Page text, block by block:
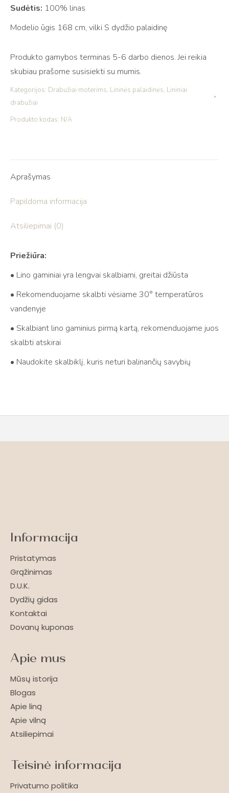
black
Sudėtis: 100% linas
Modelio ūgis 168 cm, vilki S dydžio palaidinę
Produkto gamybos terminas 5-6 darbo dienos. Jei reikia
skubiau prašome susisiekti su mumis.
Kategorijos: Drabužiai moterims, Lininės palaidinės, Lininiai
drabužiai
Produkto kodas: N/A
Aprašymas
Papildoma informacija
Atsiliepimai (0)
Priežiūra:
• Lino gaminiai yra lengvai skalbiami, greitai džiūsta
• Rekomenduojame skalbti vėsiame 30° temperatūros
vandenyje
• Skalbiant lino gaminius pirmą kartą, rekomenduojame juos
skalbti atskirai
• Naudokite skalbiklį, kuris neturi balinančių savybių
Informacija
Pristatymas
Grąžinimas
D.U.K.
Dydžių gidas
Kontaktai
Dovanų kuponas
Apie mus
Mūsų istorija
Blogas
Apie liną
Apie vilną
Atsiliepimai
Teisinė informacija
Privatumo politika